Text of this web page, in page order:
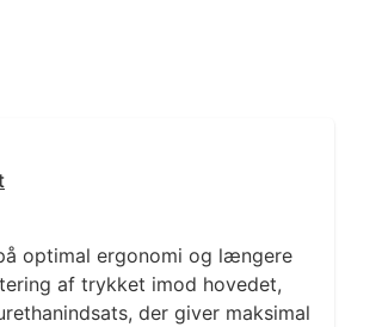
optimal ergonomi og længere
af trykket imod hovedet,
der giver maksimal